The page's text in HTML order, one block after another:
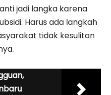
jadi langka karena
Harus ada langkah
tidak kesulitan